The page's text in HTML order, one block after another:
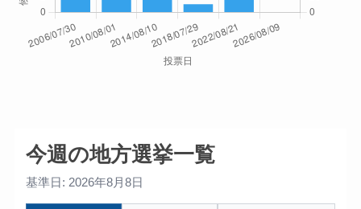
今週の地方選挙一覧
基準日: 2026年8月8日